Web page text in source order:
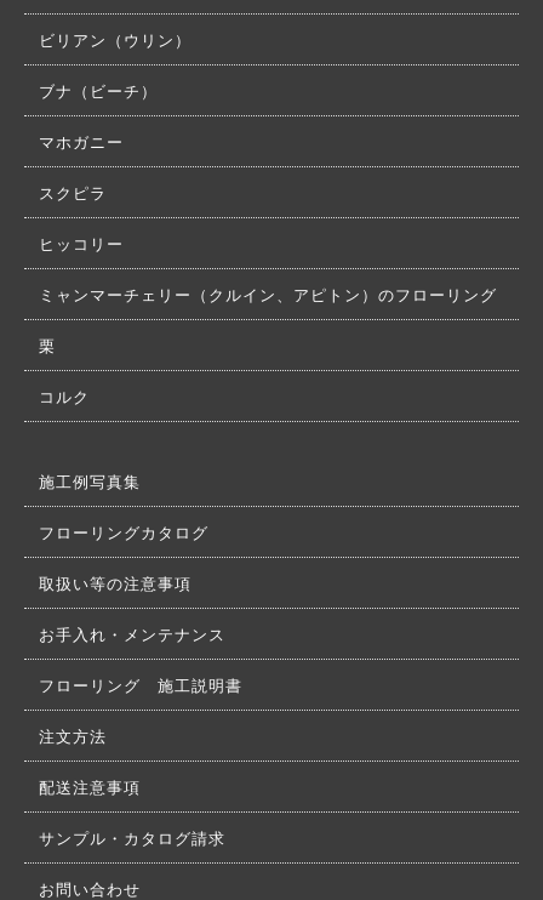
ビリアン（ウリン）
ブナ（ビーチ）
マホガニー
スクピラ
ヒッコリー
ミャンマーチェリー（クルイン、アピトン）のフローリング
栗
コルク
施工例写真集
フローリングカタログ
取扱い等の注意事項
お手入れ・メンテナンス
フローリング 施工説明書
注文方法
配送注意事項
サンプル・カタログ請求
お問い合わせ